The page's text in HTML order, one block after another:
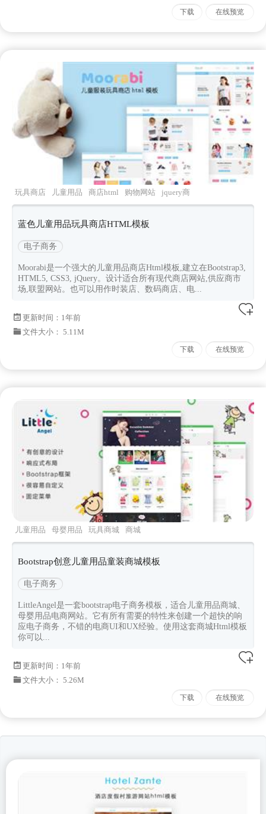
下载 在线预览
玩具商店 儿童用品 商店html 购物网站
jquery商
城
蓝色儿童用品玩具商店HTML模板
电子商务
Moorabi是一个强大的儿童用品商店Html模板,建立在Bootstrap3,
HTML5, CSS3, jQuery。设计适合所有现代商店网站,供应商市
场,联盟网站。也可以用作时装店、数码商店、电...
更新时间： 1年前
文件大小： 5.11M
下载 在线预览
儿童用品 母婴用品 玩具商城
商城
html
bootstrap模板
Bootstrap创意儿童用品童装商城模板
电子商务
LittleAngel是一套bootstrap电子商务模板，适合儿童用品商城、
母婴用品电商网站。它有所有需要的特性来创建一个超快的响
应电子商务，不错的电商UI和UX经验。使用这套商城Html模板
你可以...
更新时间： 1年前
文件大小： 5.26M
下载 在线预览